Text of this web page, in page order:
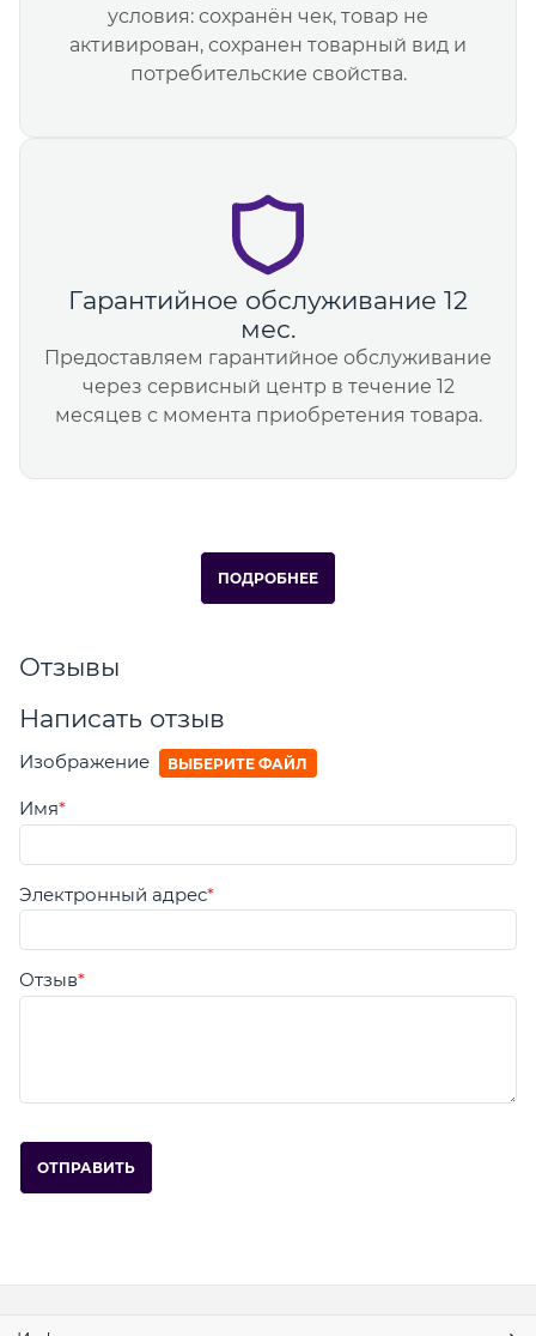
условия: сохранён чек, товар не
активирован, сохранен товарный вид и
потребительские свойства.
Гарантийное обслуживание 12
мес.
Предоставляем гарантийное обслуживание
через сервисный центр в течение 12
месяцев с момента приобретения товара.
ПОДРОБНЕЕ
Отзывы
Написать отзыв
Изображение ВЫБЕРИТЕ ФАЙЛ
Имя
Электронный адрес
Отзыв